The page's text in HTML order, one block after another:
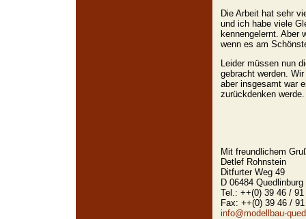
Die Arbeit hat sehr
und ich habe viele
kennengelernt. Aber
wenn es am
Leider müssen nun
gebracht werden.
aber insgesamt war
zurückdenken werde.
Mit freundlichem
Detlef Rohnstein
Ditfurter Weg 49
D 06484 Quedlinburg
Tel.: ++(0) 39 46 / 91
Fax: ++(0) 39 46 /
info@modellbau-